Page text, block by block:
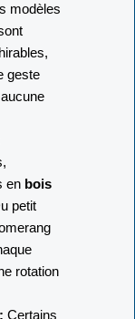
modèles
geste
en bois
petit
rotation
Certains